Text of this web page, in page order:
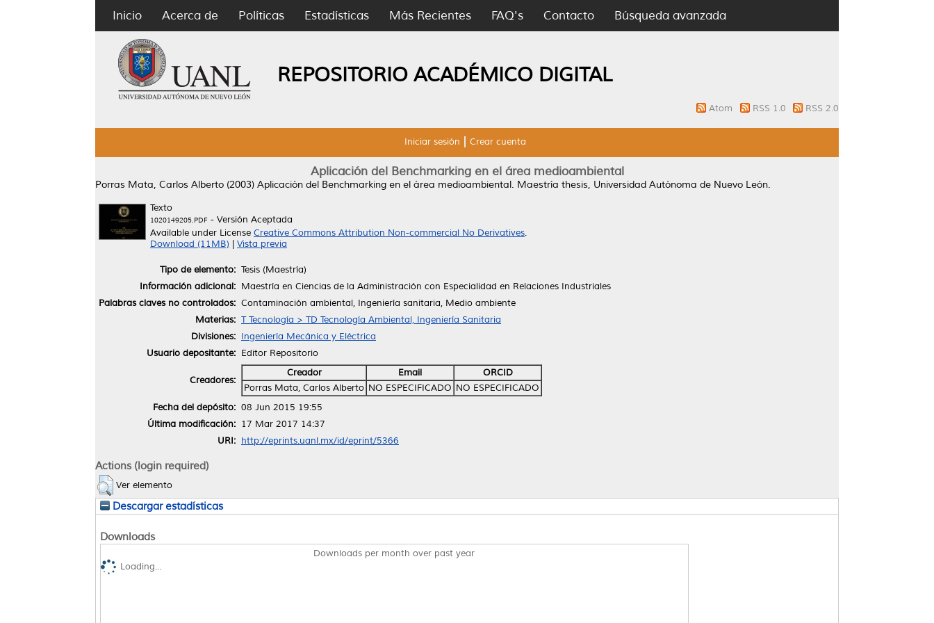
Inicio Acerca de Políticas Estadísticas Más Recientes FAQ's Contacto Búsqueda avanzada
REPOSITORIO ACADÉMICO DIGITAL
Atom RSS 1.0 RSS 2.0
Iniciar sesión Crear cuenta
Aplicación del Benchmarking en el área medioambiental
Porras Mata, Carlos Alberto (2003) Aplicación del Benchmarking en el área medioambiental. Maestría thesis, Universidad Autónoma de Nuevo León.
Texto
1020149205.PDF - Versión Aceptada
Available under License Creative Commons Attribution Non-commercial No Derivatives.
Download (11MB)
Vista previa
Tipo de elemento: Tesis (Maestría)
Información adicional: Maestría en Ciencias de la Administración con Especialidad en Relaciones Industriales
Palabras claves no controlados: Contaminación ambiental, Ingeniería sanitaria, Medio ambiente
Materias: T Tecnología > TD Tecnología Ambiental, Ingeniería Sanitaria
Divisiones: Ingeniería Mecánica y Eléctrica
Usuario depositante: Editor Repositorio
Creadores:
Creador Email
ORCID
Porras Mata, Carlos Alberto NO ESPECIFICADO NO ESPECIFICADO
Fecha del depósito: 08 Jun 2015 19:55
Última modificación: 17 Mar 2017 14:37
URI: http://eprints.uanl.mx/id/eprint/5366
Actions (login required)
Ver elemento
Descargar estadísticas
Downloads
Downloads per month over past year
Loading...